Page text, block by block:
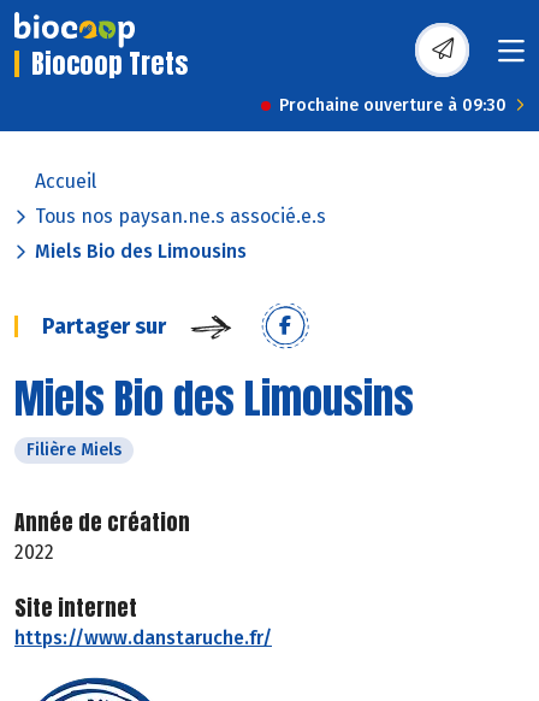
Biocoop Trets
Prochaine ouverture à 09:30
Accueil
Tous nos paysan.ne.s associé.e.s
Miels Bio des Limousins
Partager sur
Miels Bio des Limousins
Filière Miels
Année de création
2022
Site internet
https://www.danstaruche.fr/